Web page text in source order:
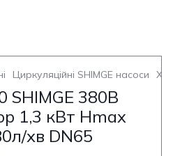
Циркуляційні SHIMGE насоси
SHIMGE 380В
1,3 кВт Hmax
хв DN65